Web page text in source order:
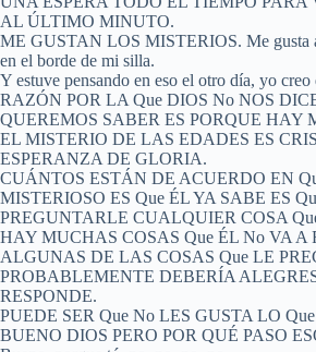
AL ÚLTIMO MINUTO.
ME GUSTAN LOS MISTERIOS. Me gusta
en el borde de mi silla.
Y estuve pensando en eso el otro día, yo
RAZÓN POR LA Que DIOS No NOS
QUEREMOS SABER ES PORQUE HAY
EL MISTERIO DE LAS EDADES ES
ESPERANZA DE GLORIA.
CUÁNTOS ESTÁN DE ACUERDO EN
MISTERIOSO ES Que ÉL YA SABE ES
PREGUNTARLE CUALQUIER COSA
HAY MUCHAS COSAS Que ÉL No VA A
ALGUNAS DE LAS COSAS Que LE
PROBABLEMENTE DEBERÍA
RESPONDE.
PUEDE SER Que No LES GUSTA LO
BUENO DIOS PERO POR QUÉ PASO